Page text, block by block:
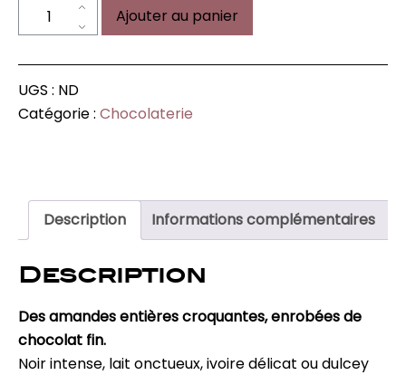
quantité
de
de
chocolat
Ajouter au panier
UGS : ND
Catégorie : Chocolaterie
Description Informations complémentaires
Description
Des amandes entières croquantes, enrobées de
chocolat fin.
Noir intense, lait onctueux, ivoire délicat ou dulcey